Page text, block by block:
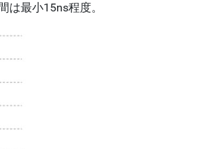
は最小15ns程度。